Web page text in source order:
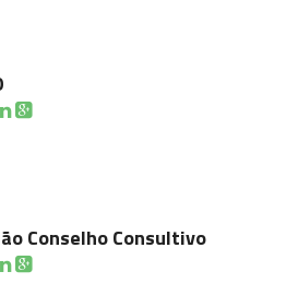
Conselho Consultivo